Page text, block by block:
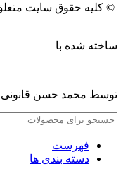
© کلیه حقوق سایت متعلق
ساخته شده با
توسط محمد حسن قانونی
فهرست
دسته بندی ها